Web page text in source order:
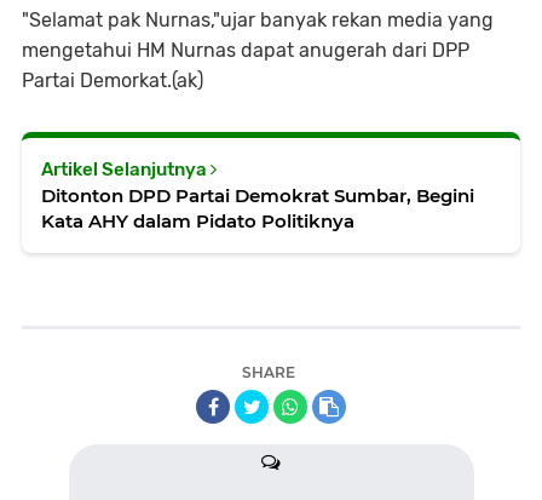
"Selamat pak Nurnas,"ujar banyak rekan media yang
mengetahui HM Nurnas dapat anugerah dari DPP
Partai Demorkat.(ak)
Artikel Selanjutnya
Ditonton DPD Partai Demokrat Sumbar, Begini
Kata AHY dalam Pidato Politiknya
SHARE